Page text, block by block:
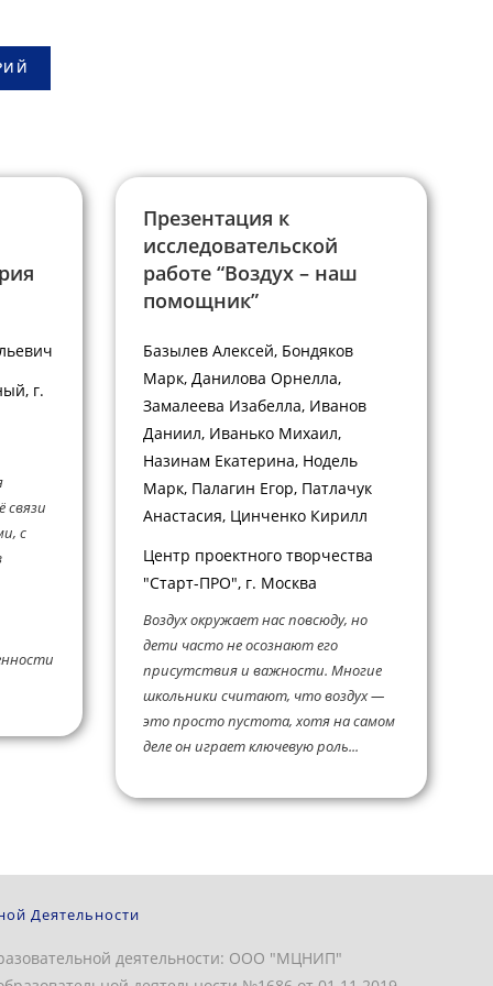
г.
связи
с
Презентация к
исследовательской
работе “Воздух – наш
помощник”
Базылев Алексей, Бондяков
Марк, Данилова Орнелла,
Замалеева Изабелла, Иванов
Даниил, Иванько Михаил,
Назинам Екатерина, Нодель
Марк, Палагин Егор, Патлачук
Анастасия, Цинченко Кирилл
Центр проектного творчества
"Старт-ПРО", г. Москва
Воздух окружает нас повсюду, но
дети часто не осознают его
присутствия и важности. Многие
школьники считают, что воздух —
это просто пустота, хотя на самом
деле он играет ключевую роль...
Деятельности
деятельности: ООО "МЦНИП"